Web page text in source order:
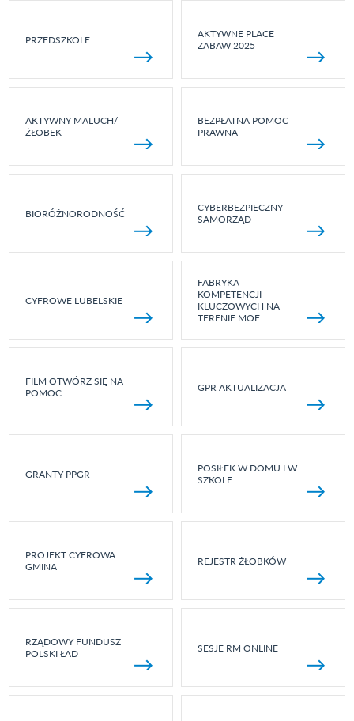
PRZEDSZKOLE
AKTYWNE PLACE
ZABAW 2025
AKTYWNY MALUCH/
ŻŁOBEK
BEZPŁATNA POMOC
PRAWNA
BIORÓŻNORODNOŚĆ
CYBERBEZPIECZNY
SAMORZĄD
CYFROWE LUBELSKIE
FABRYKA
KOMPETENCJI
KLUCZOWYCH NA
TERENIE MOF
FILM OTWÓRZ SIĘ NA
POMOC
GPR AKTUALIZACJA
GRANTY PPGR
POSIŁEK W DOMU I W
SZKOLE
PROJEKT CYFROWA
GMINA
REJESTR ŻŁOBKÓW
RZĄDOWY FUNDUSZ
POLSKI ŁAD
SESJE RM ONLINE